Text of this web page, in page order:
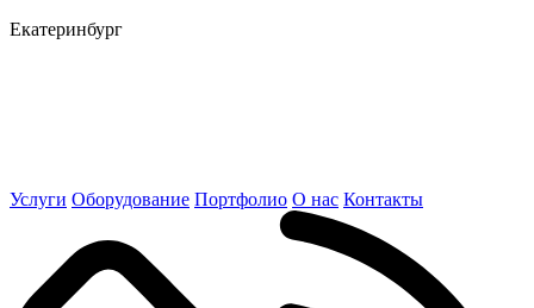
Екатеринбург
Услуги Оборудование Портфолио О нас Контакты